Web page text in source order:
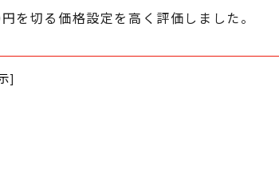
を切る価格設定を高く評価しました。
]